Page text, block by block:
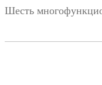
Шесть